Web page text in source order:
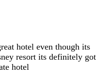
hotel even though its
resort its definitely got
hotel